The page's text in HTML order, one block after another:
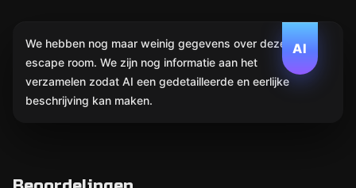
AI
We hebben nog maar weinig gegevens over deze
escape room. We zijn nog informatie aan het
verzamelen zodat AI een gedetailleerde en eerlijke
beschrijving kan maken.